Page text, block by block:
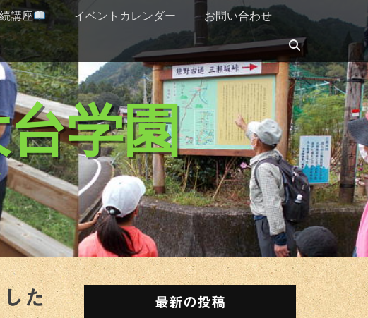
講座 イベントカレンダー
お問い合わせ
検
索
学園
た 最新の投稿